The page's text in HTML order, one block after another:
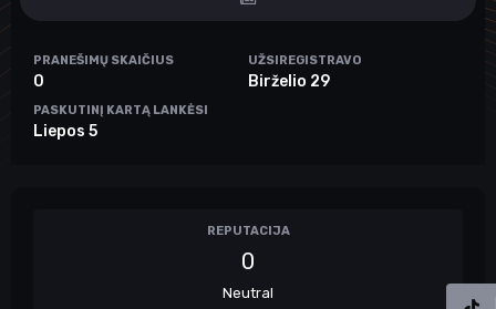
PRANEŠIMŲ SKAIČIUS
0
UŽSIREGISTRAVO
Birželio 29
PASKUTINĮ KARTĄ LANKĖSI
Liepos 5
REPUTACIJA
0
Neutral